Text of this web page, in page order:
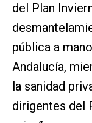
del Plan
pública a
Andalucía,
la sanidad
dirigentes del